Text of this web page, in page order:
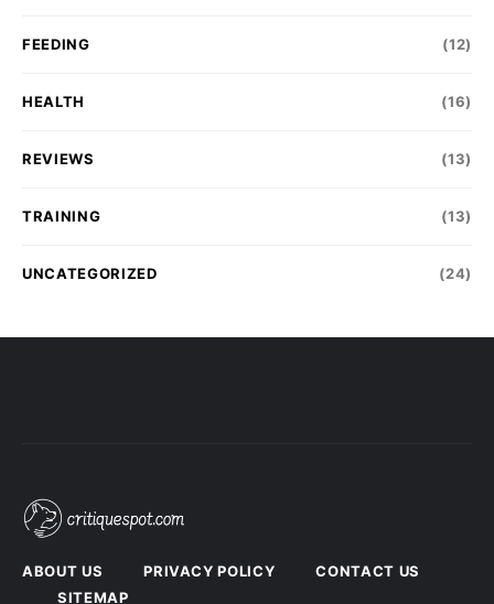
FEEDING (12)
HEALTH (16)
REVIEWS (13)
TRAINING (13)
UNCATEGORIZED (24)
ABOUT US PRIVACY POLICY
CONTACT US
SITEMAP